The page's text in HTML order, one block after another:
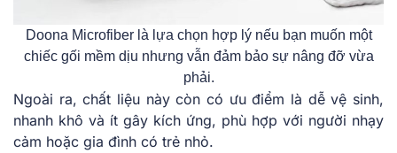
Doona Microfiber là lựa chọn hợp lý nếu bạn muốn một
chiếc gối mềm dịu nhưng vẫn đảm bảo sự nâng đỡ vừa
phải.
Ngoài ra, chất liệu này còn có ưu điểm là dễ vệ sinh,
nhanh khô và ít gây kích ứng, phù hợp với người nhạy
cảm hoặc gia đình có trẻ nhỏ.